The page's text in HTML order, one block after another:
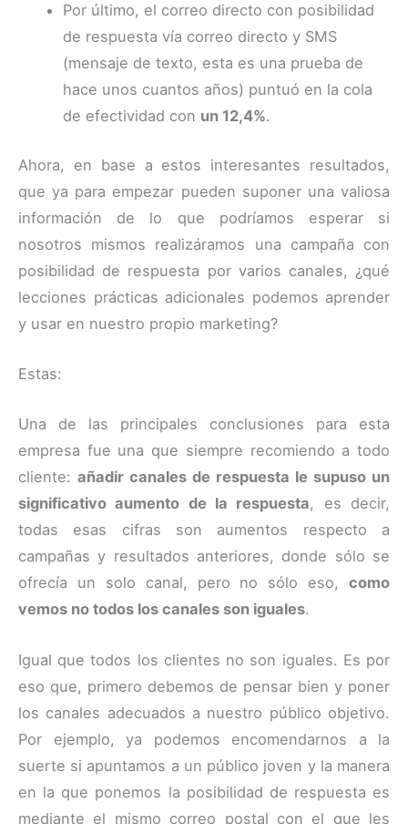
Por último, el correo directo con posibilidad
de respuesta vía correo directo y SMS
(mensaje de texto, esta es una prueba de
hace unos cuantos años) puntuó en la cola
de efectividad con un 12,4%.
Ahora, en base a estos interesantes resultados,
que ya para empezar pueden suponer una valiosa
información de lo que podríamos esperar si
nosotros mismos realizáramos una campaña con
posibilidad de respuesta por varios canales, ¿qué
lecciones prácticas adicionales podemos aprender
y usar en nuestro propio marketing?
Estas:
Una de las principales conclusiones para esta
empresa fue una que siempre recomiendo a todo
cliente: añadir canales de respuesta le supuso un
significativo aumento de la respuesta, es decir,
todas esas cifras son aumentos respecto a
campañas y resultados anteriores, donde sólo se
ofrecía un solo canal, pero no sólo eso, como
vemos no todos los canales son iguales.
Igual que todos los clientes no son iguales. Es por
eso que, primero debemos de pensar bien y poner
los canales adecuados a nuestro público objetivo.
Por ejemplo, ya podemos encomendarnos a la
suerte si apuntamos a un público joven y la manera
en la que ponemos la posibilidad de respuesta es
mediante el mismo correo postal con el que les